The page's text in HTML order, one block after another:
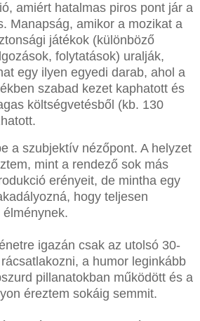
amiért hatalmas piros pont jár a
Manapság, amikor a mozikat a
játékok (különböző
folytatások) uralják,
egy ilyen egyedi darab, ahol a
szabad kezet kaphatott és
költségvetésből (kb. 130
a szubjektív nézőpont. A helyzet
mint a rendező sok más
erényeit, de mintha egy
hogy teljesen
igazán csak az utolsó 30-
a humor leginkább
pillanatokban működött és a
éreztem sokáig semmit.